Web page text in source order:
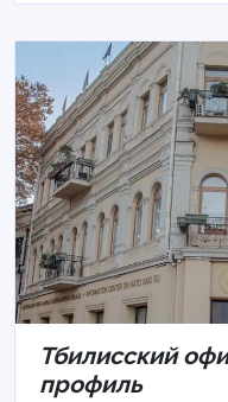
Тбилисский
профиль